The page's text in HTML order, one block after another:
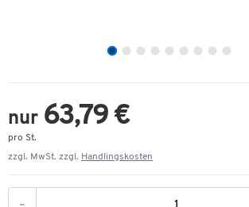
nur 63,79 €
pro St.
zzgl. MwSt. zzgl. Handlingskosten